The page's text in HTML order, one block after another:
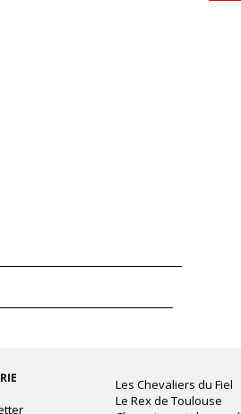
Les Chevaliers du Fiel
Le Rex de Toulouse